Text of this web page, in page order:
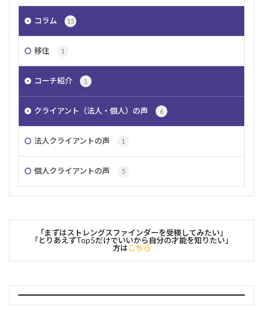
コラム 15
移住 1
コーチ紹介 1
クライアント（法人・個人）の声 6
法人クライアントの声 1
個人クライアントの声 5
「まずはストレングスファインダーを受検してみたい」
「とりあえずTop5だけでいいから自分の才能を知りたい」
方はこちら